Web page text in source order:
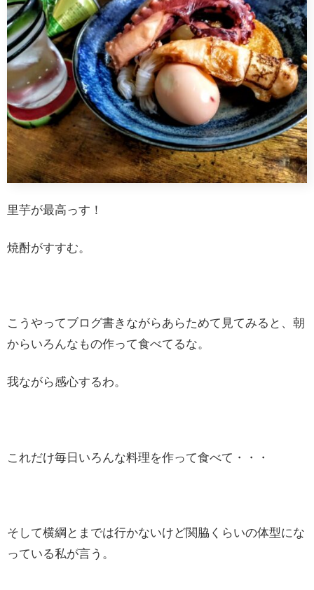
里芋が最高っす！
焼酎がすすむ。
こうやってブログ書きながらあらためて見てみると、朝
からいろんなもの作って食べてるな。
我ながら感心するわ。
これだけ毎日いろんな料理を作って食べて・・・
そして横綱とまでは行かないけど関脇くらいの体型にな
っている私が言う。